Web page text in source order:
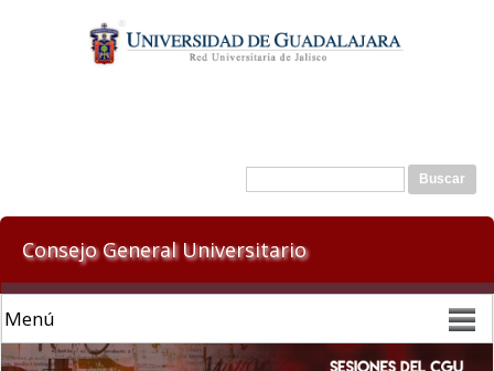
contenido
principal
Formulario de búsqueda
Buscar
Consejo General Universitario